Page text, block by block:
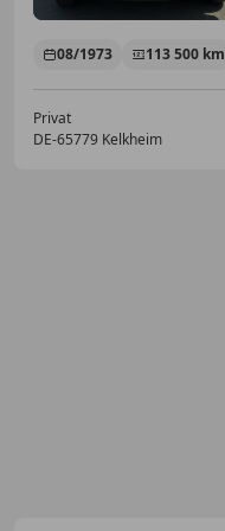
08/1973 113 500 km
Privat
DE-65779 Kelkheim